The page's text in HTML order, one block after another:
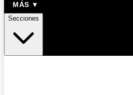
MÁS ▼
Secciones